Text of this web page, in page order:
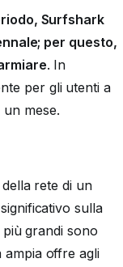
Surfshark
per questo,
. In
per gli utenti a
mese.
rete di un
sulla
grandi sono
ampia offre agli